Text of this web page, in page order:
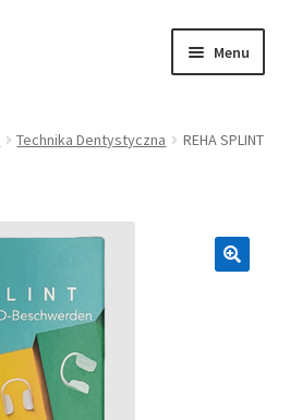
Menu
Technika Dentystyczna
REHA SPLINT